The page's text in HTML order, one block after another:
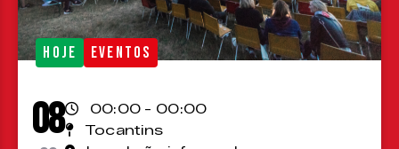
HOJE EVENTOS
08
00:00 - 00:00
Tocantins